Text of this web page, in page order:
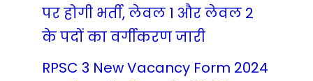
पर होगी भर्ती, लेवल 1 और लेवल 2
के पदों का वर्गीकरण जारी
RPSC 3 New Vacancy Form 2024